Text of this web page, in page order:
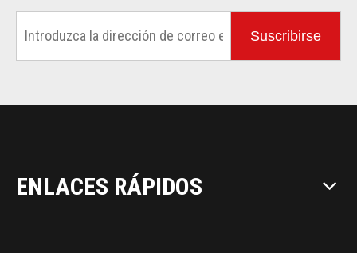
Suscribirse
ENLACES RÁPIDOS